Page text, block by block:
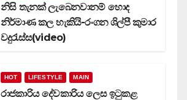
නිසි තැනක් ලැබෙනවානම් හොද
නිර්මාණ කල හැකියි-රංගන ශිල්පී කුමාර
වදුරැස්ස(video)
HOT LIFESTYLE MAIN
රාජකාරිය දේවකාරිය ලෙස ඉටුකළ